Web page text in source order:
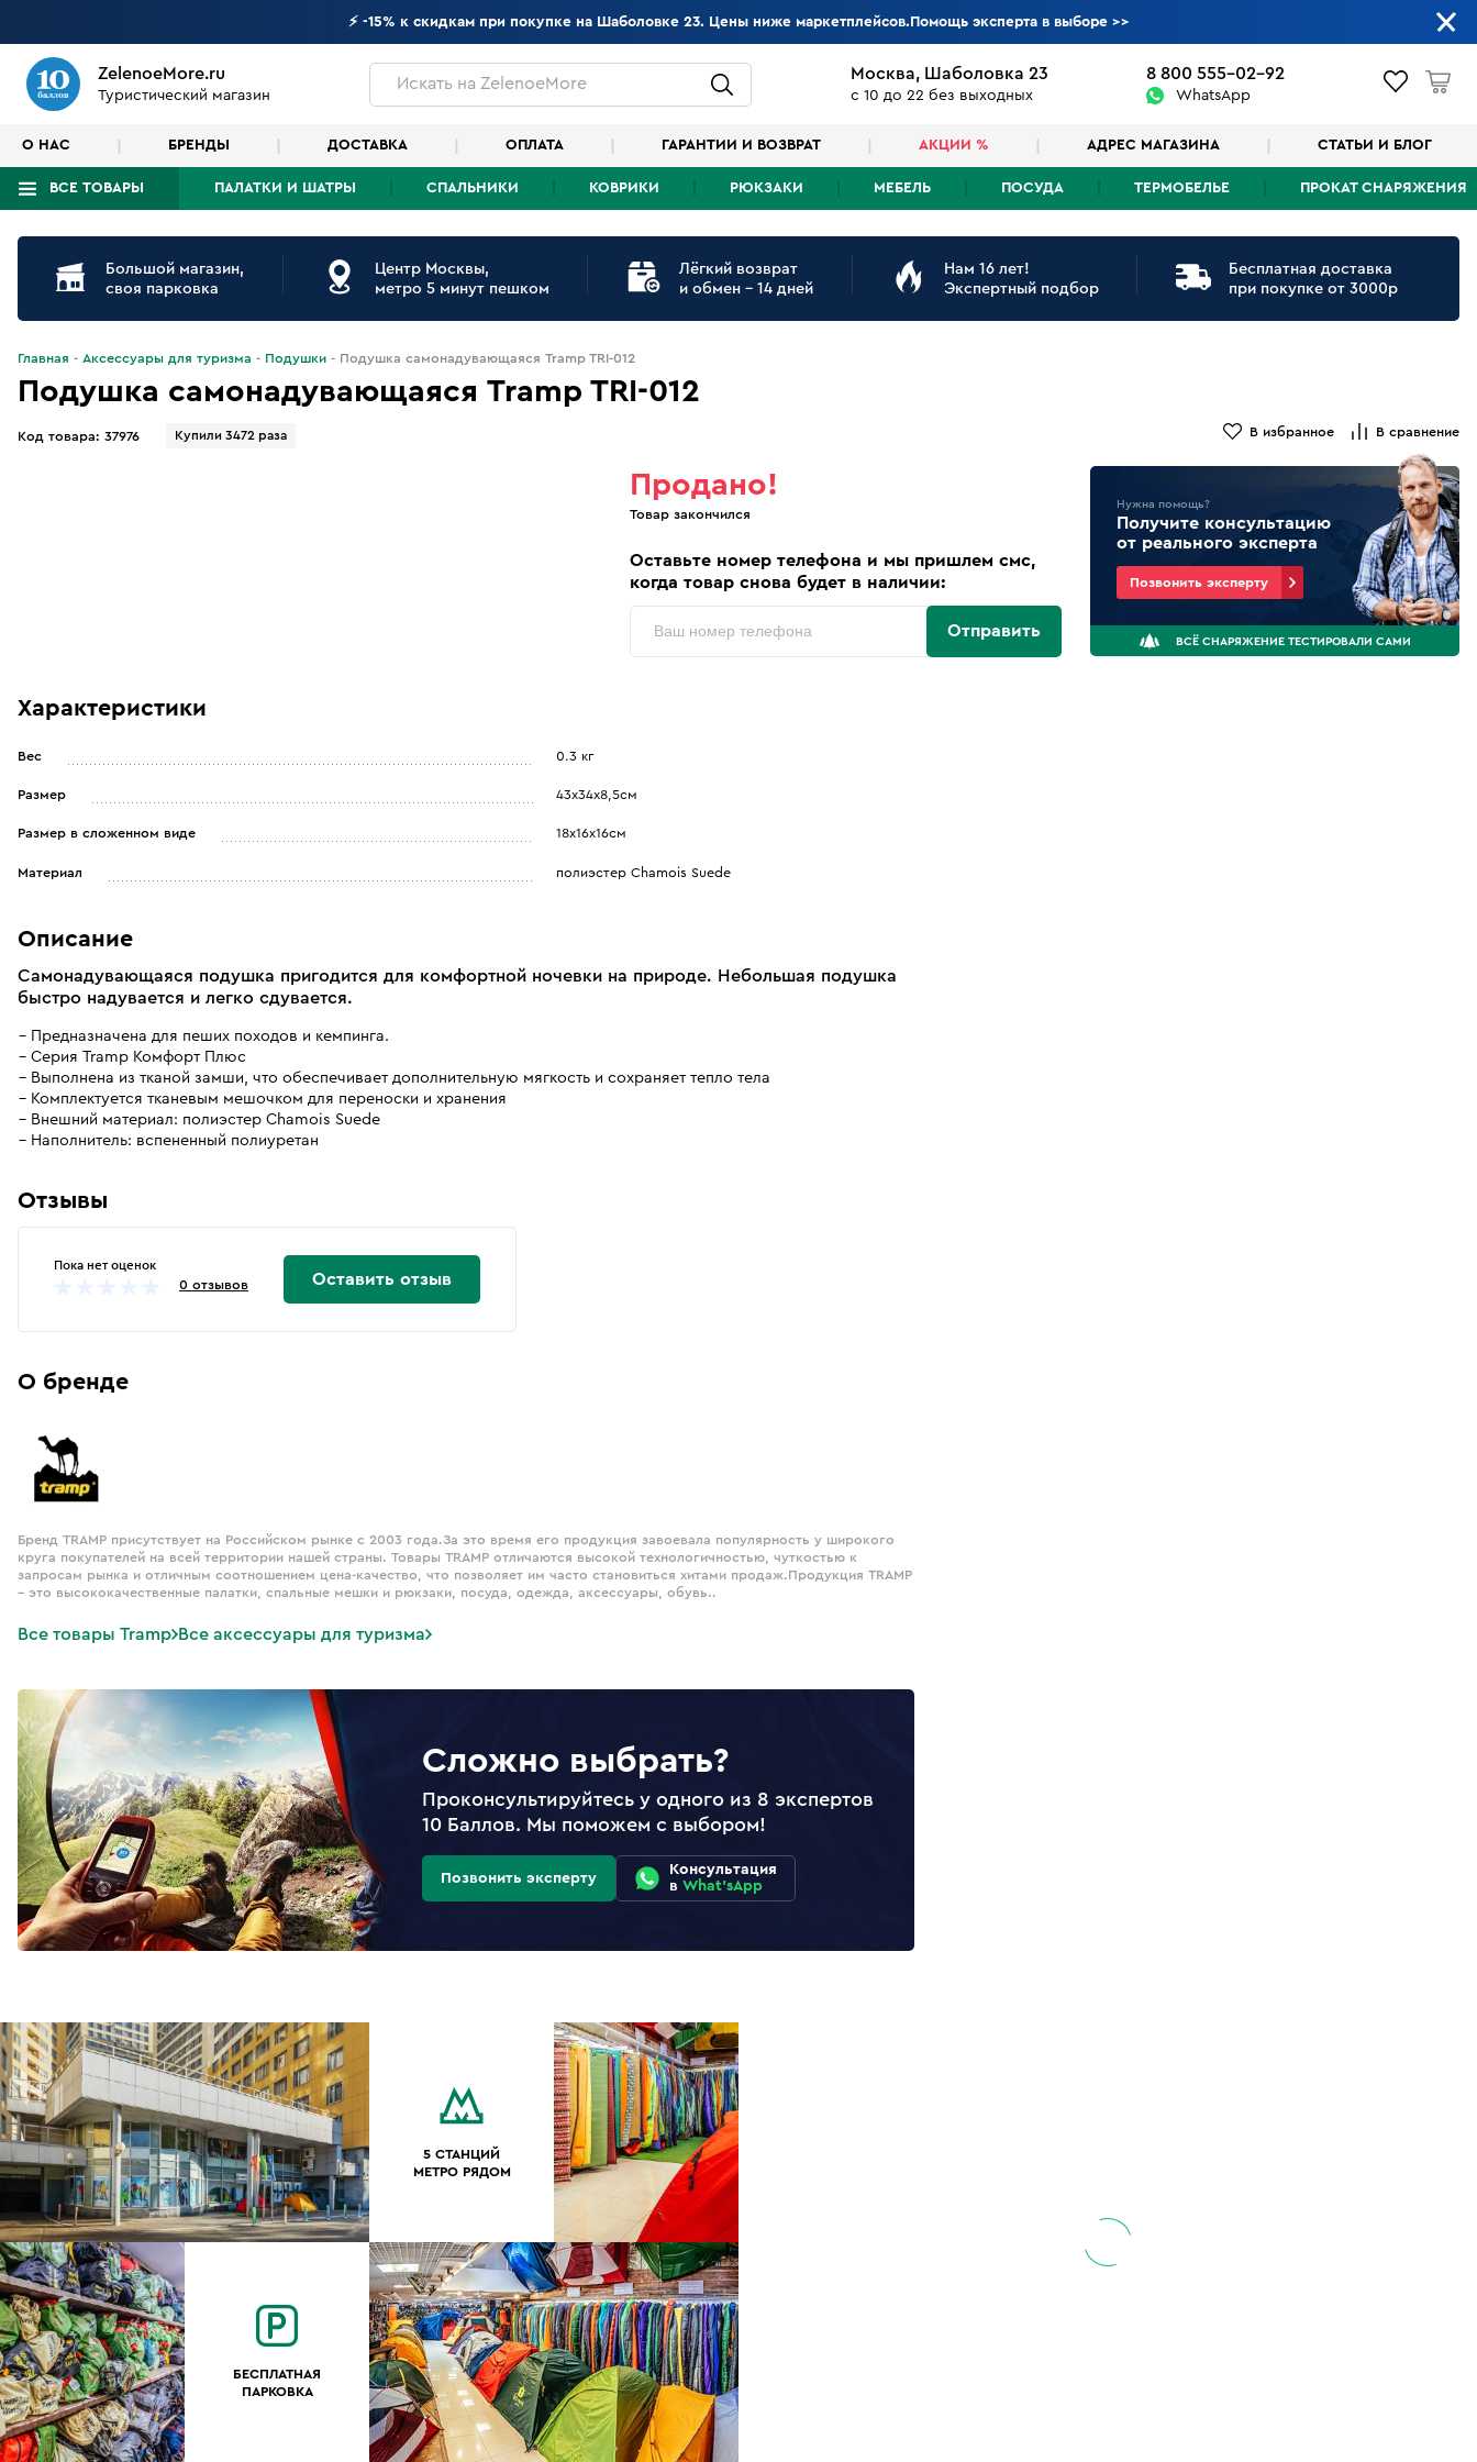
⚡ -15% к скидкам при покупке на Шаболовке 23. Цены ниже маркетплейсов.Помощь эксперта в выборе>>
ZelenoeMore.ru
Туристический магазин
Искатьна ZelenoeMore
Москва, Шаболовка 23
с 10 до 22 без выходных
8 800 555-02-92
WhatsApp
О НАС БРЕНДЫ ДОСТАВКА ОПЛАТА ГАРАНТИИ И ВОЗВРАТ АКЦИИ % АДРЕС МАГАЗИНА СТАТЬИ И БЛОГ
ВСЕ ТОВАРЫ ПАЛАТКИ И ШАТРЫ СПАЛЬНИКИ КОВРИКИ РЮКЗАКИ МЕБЕЛЬ ПОСУДА ТЕРМОБЕЛЬЕ ПРОКАТ СНАРЯЖЕНИЯ
Что будем искать?
Большой магазин,
своя парковка
Центр Москвы,
метро 5 минут пешком
Лёгкий возврат
и обмен - 14 дней
Нам 16 лет!
Экспертный подбор
Бесплатная доставка
при покупке от 3000р
Главная Аксессуары для туризма Подушки Подушка самонадувающаяся Tramp TRI-012
Подушка самонадувающаяся Tramp TRI-012
Код товара: 37976 Купили 3472 раза В избранное В сравнение
Продано!
Товар закончился
Оставьте номер телефона и мы пришлем смс,
когда товар снова будет в наличии:
Отправить
Нужна помощь?
Получите консультацию
от реального эксперта
Позвонить эксперту
ВСЁ СНАРЯЖЕНИЕ ТЕСТИРОВАЛИ САМИ
Характеристики
Вес 0.3 кг
Размер 43х34х8,5см
Размер в сложенном виде 18х16х16см
Материал полиэстер Сhamois Suede
Описание
Самонадувающаяся подушка пригодится для комфортной ночевки на природе. Небольшая подушка
быстро надувается и легко сдувается.
Предназначена для пеших походов и кемпинга.
Серия Tramp Комфорт Плюс
Выполнена из тканой замши, что обеспечивает дополнительную мягкость и сохраняет тепло тела
Комплектуется тканевым мешочком для переноски и хранения
Внешний материал: полиэстер Сhamois Suede
Наполнитель: вспененный полиуретан
Отзывы
Пока нет оценок
0 отзывов Оставить отзыв
О бренде
Бренд TRAMP присутствует на Российском рынке с 2003 года.За это время его продукция завоевала популярность у широкого
круга покупателей на всей территории нашей страны. Товары TRAMP отличаются высокой технологичностью, чуткостью к
запросам рынка и отличным соотношением цена-качество, что позволяет им часто становиться хитами продаж.Продукция TRAMP
– это высококачественные палатки, спальные мешки и рюкзаки, посуда, одежда, аксессуары, обувь..
Все товары Tramp Все аксессуары для туризма
Сложно выбрать?
Проконсультируйтесь у одного из 8 экспертов
10 Баллов. Мы поможем с выбором!
Позвонить эксперту
Консультация
в What'sApp
5 СТАНЦИЙ
МЕТРО РЯДОМ
БЕСПЛАТНАЯ
ПАРКОВКА